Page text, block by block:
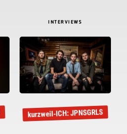
INTERVIEWS
kurzweil-ICH: JPNSGRLS